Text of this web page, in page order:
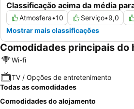
Classificação acima da média
Atmosfera•10 Serviço•9,0
Mostrar mais classificações
Comodidades principais do
Wi-fi
TV / Opções de entretenimento
Todas as comodidades
Comodidades do alojamento